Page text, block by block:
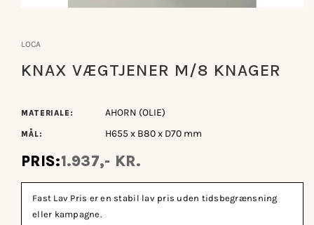
iLOCA
KNAX VÆGTJENER M/8 KNAGER
MATERIALE: AHORN (OLIE)
MÅL: H655 x B80 x D70 mm
PRIS:1.937,- KR.
Fast Lav Pris er en stabil lav pris uden tidsbegrænsning
eller kampagne.